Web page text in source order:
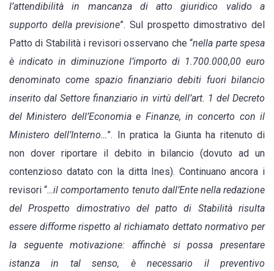
l’attendibilità in mancanza di atto giuridico valido a
supporto della previsione”. Sul prospetto dimostrativo del
Patto di Stabilità i revisori osservano che “nella parte spesa
è indicato in diminuzione l’importo di 1.700.000,00 euro
denominato come spazio finanziario debiti fuori bilancio
inserito dal Settore finanziario in virtù dell’art. 1 del Decreto
del Ministero dell’Economia e Finanze, in concerto con il
Ministero dell’Interno…”. In pratica la Giunta ha ritenuto di
non dover riportare il debito in bilancio (dovuto ad un
contenzioso datato con la ditta Ines). Continuano ancora i
revisori “…il comportamento tenuto dall’Ente nella redazione
del Prospetto dimostrativo del patto di Stabilità risulta
essere difforme rispetto al richiamato dettato normativo per
la seguente motivazione: affinchè si possa presentare
istanza in tal senso, è necessario il preventivo